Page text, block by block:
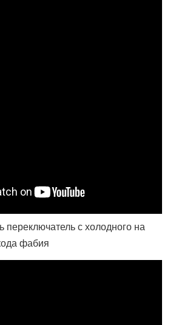
переключатель с холодного на
фабия